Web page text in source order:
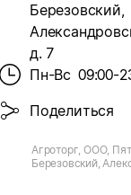
Березовский,
д. 7
Пн-Вс 09:00-
Поделиться
Агроторг, ООО,
Березовский,